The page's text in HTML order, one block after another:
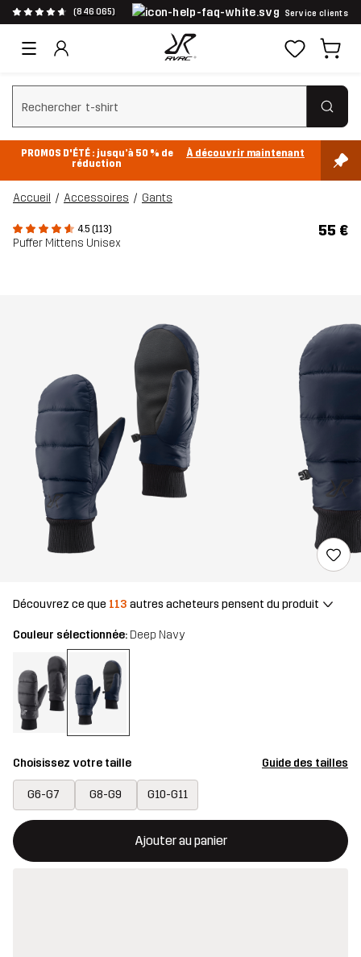
(846 065) Service clients
Effacer la recherche
PROMOS D'ÉTÉ : jusqu’à 50 % de
réduction
À découvrir maintenant
Accueil Accessoires Gants
4.5 (113)
Puffer Mittens Unisex
55 €
Découvrez ce que 113 autres acheteurs pensent du produit
Couleur sélectionnée: Deep Navy
Choisissez votre taille Guide des tailles
G6-G7 G8-G9 G10-G11
Ajouter au panier
Ce bouton ouvrira une fenêtre modale confirmant un nouvel
{{taille}} non disponible